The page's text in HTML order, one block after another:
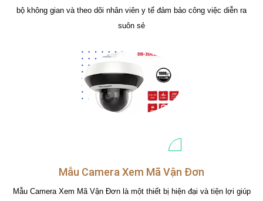
bộ không gian và theo dõi nhân viên y tế đảm bảo công việc diễn ra
suôn sẻ
Mẫu Camera Xem Mã Vận Đơn
Mẫu Camera Xem Mã Vận Đơn là một thiết bị hiện đại và tiện lợi giúp